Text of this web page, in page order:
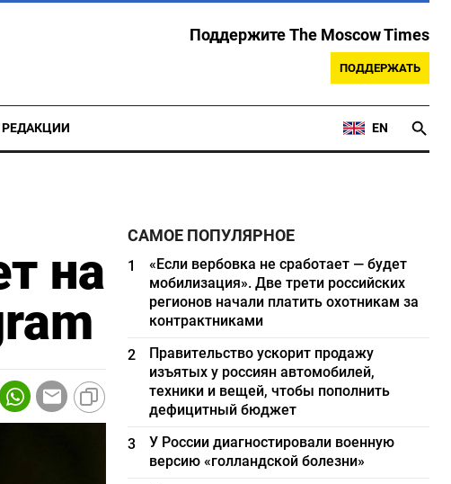
Поддержите The Moscow Times
ПОДДЕРЖАТЬ
EN
на
САМОЕ ПОПУЛЯРНОЕ
1
«Если вербовка не сработает — будет
мобилизация». Две трети российских
регионов начали платить охотникам за
контрактниками
2
Правительство ускорит продажу
изъятых у россиян автомобилей,
техники и вещей, чтобы пополнить
дефицитный бюджет
3
У России диагностировали военную
версию «голландской болезни»